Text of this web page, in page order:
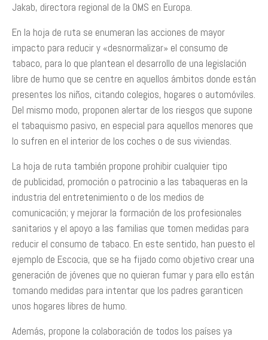
Jakab, directora regional de la OMS en Europa.
En la hoja de ruta se enumeran las acciones de mayor
impacto para reducir y «desnormalizar» el consumo de
tabaco, para lo que plantean el desarrollo de una legislación
libre de humo que se centre en aquellos ámbitos donde están
presentes los niños, citando colegios, hogares o automóviles.
Del mismo modo, proponen alertar de los riesgos que supone
el tabaquismo pasivo, en especial para aquellos menores que
lo sufren en el interior de los coches o de sus viviendas.
La hoja de ruta también propone prohibir cualquier tipo
de publicidad, promoción o patrocinio a las tabaqueras en la
industria del entretenimiento o de los medios de
comunicación; y mejorar la formación de los profesionales
sanitarios y el apoyo a las familias que tomen medidas para
reducir el consumo de tabaco. En este sentido, han puesto el
ejemplo de Escocia, que se ha fijado como objetivo crear una
generación de jóvenes que no quieran fumar y para ello están
tomando medidas para intentar que los padres garanticen
unos hogares libres de humo.
Además, propone la colaboración de todos los países ya